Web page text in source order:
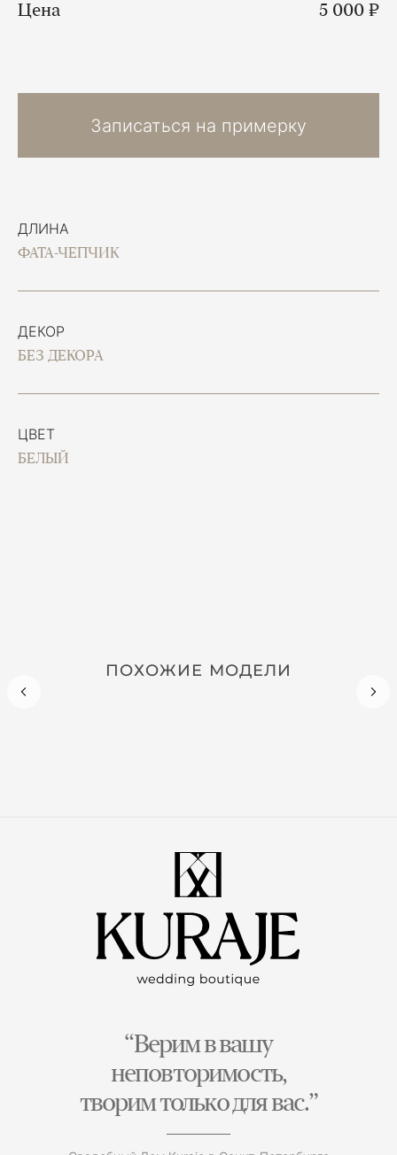
ДЛИНА
ФАТА-ЧЕПЧИК
ДЕКОР
БЕЗ ДЕКОРА
ЦВЕТ
БЕЛЫЙ
Цена 5 000 ₽
Записаться на примерку
ПОХОЖИЕ МОДЕЛИ
“Верим в вашу
неповторимость,
творим только для вас.”